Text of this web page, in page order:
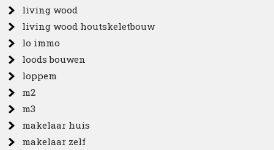
living wood
living wood houtskeletbouw
lo immo
loods bouwen
loppem
m2
m3
makelaar huis
makelaar zelf